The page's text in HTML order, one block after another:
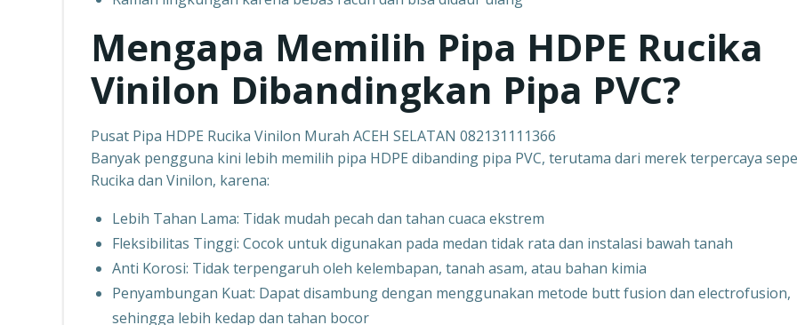
Mengapa Memilih Pipa HDPE Rucika
Vinilon Dibandingkan Pipa PVC?
Pusat Pipa HDPE Rucika Vinilon Murah ACEH SELATAN 082131111366
Banyak pengguna kini lebih memilih pipa HDPE dibanding pipa PVC, terutama dari merek terpercaya
Rucika dan Vinilon, karena:
Lebih Tahan Lama: Tidak mudah pecah dan tahan cuaca ekstrem
Fleksibilitas Tinggi: Cocok untuk digunakan pada medan tidak rata dan instalasi bawah tanah
Anti Korosi: Tidak terpengaruh oleh kelembapan, tanah asam, atau bahan kimia
Penyambungan Kuat: Dapat disambung dengan menggunakan metode butt fusion dan electrofusion,
sehingga lebih kedap dan tahan bocor